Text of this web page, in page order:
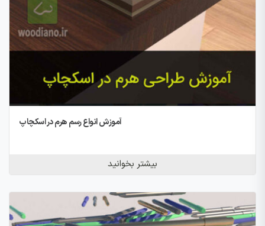
آموزش انواع رسم هرم در اسکچاپ
بیشتر بخوانید